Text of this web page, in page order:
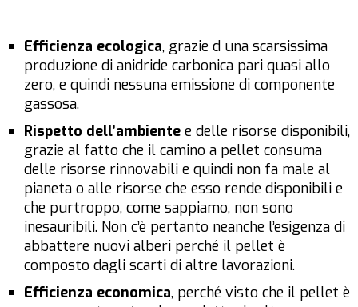
Efficienza ecologica, grazie d una scarsissima
produzione di anidride carbonica pari quasi allo
zero, e quindi nessuna emissione di componente
gassosa.
Rispetto dell’ambiente e delle risorse disponibili,
grazie al fatto che il camino a pellet consuma
delle risorse rinnovabili e quindi non fa male al
pianeta o alle risorse che esso rende disponibili e
che purtroppo, come sappiamo, non sono
inesauribili. Non c’è pertanto neanche l’esigenza di
abbattere nuovi alberi perché il pellet è
composto dagli scarti di altre lavorazioni.
Efficienza economica, perché visto che il pellet è